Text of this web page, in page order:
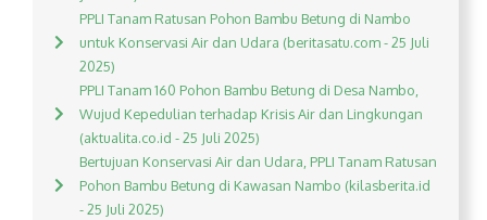
PPLI Tanam Ratusan Pohon Bambu Betung di Nambo
untuk Konservasi Air dan Udara (beritasatu.com - 25 Juli
2025)
PPLI Tanam 160 Pohon Bambu Betung di Desa Nambo,
Wujud Kepedulian terhadap Krisis Air dan Lingkungan
(aktualita.co.id - 25 Juli 2025)
Bertujuan Konservasi Air dan Udara, PPLI Tanam Ratusan
Pohon Bambu Betung di Kawasan Nambo (kilasberita.id
- 25 Juli 2025)